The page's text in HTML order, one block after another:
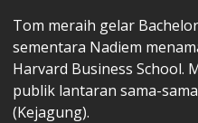
Tom meraih gelar
sementara Nadiem
Harvard Business School.
publik lantaran sama-
(Kejagung).